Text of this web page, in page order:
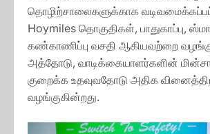
தொழிற்சாலைகளுக்காக
Hoymiles தொகுதிகள், பாதுகாப்பு,
கண்காணிப்பு வசதி ஆகியவற்றை
அத்தோடு, வாடிக்கையாளர்களின்
குறைக்க உதவுவதோடு அதிக
வழங்குகின்றது.